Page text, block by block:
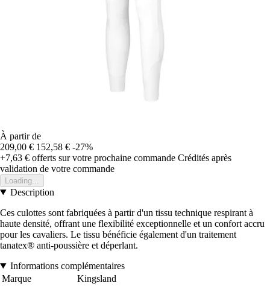
À partir de
209,00 € 152,58 € -27%
+7,63 € offerts sur votre prochaine commande Crédités après
validation de votre commande
Loading...
Description
Ces culottes sont fabriquées à partir d'un tissu technique respirant à
haute densité, offrant une flexibilité exceptionnelle et un confort accru
pour les cavaliers. Le tissu bénéficie également d'un traitement
tanatex® anti-poussière et déperlant.
Informations complémentaires
Marque
Kingsland